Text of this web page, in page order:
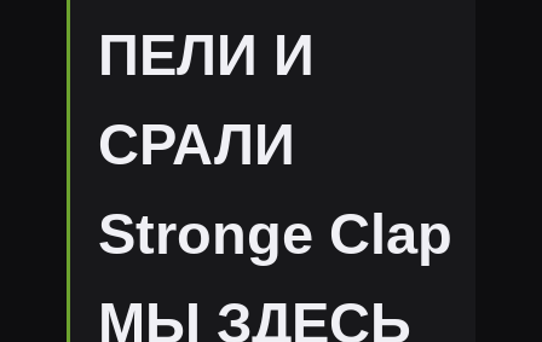
ПЕЛИ И
СРАЛИ
Stronge Clap
МЫ ЗДЕСЬ